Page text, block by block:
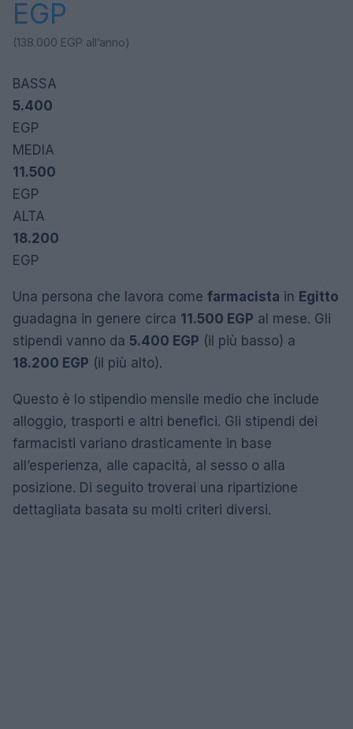
EGP
(138.000 EGP all’anno)
BASSA
5.400
EGP
MEDIA
11.500
EGP
ALTA
18.200
EGP
Una persona che lavora come farmacista in Egitto
guadagna in genere circa 11.500 EGP al mese. Gli
stipendi vanno da 5.400 EGP (il più basso) a
18.200 EGP (il più alto).
Questo è lo stipendio mensile medio che include
alloggio, trasporti e altri benefici. Gli stipendi dei
farmacisti variano drasticamente in base
all’esperienza, alle capacità, al sesso o alla
posizione. Di seguito troverai una ripartizione
dettagliata basata su molti criteri diversi.